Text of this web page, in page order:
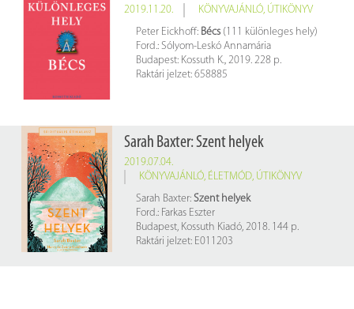
2019.11.20. KÖNYVAJÁNLÓ, ÚTIKÖNYV
Peter Eickhoff: Bécs(111 különleges hely)
Ford.: Sólyom-Leskó Annamária
Budapest: Kossuth K., 2019. 228 p.
Raktári jelzet: 658885
Sarah Baxter: Szent helyek
2019.07.04.
KÖNYVAJÁNLÓ, ÉLETMÓD, ÚTIKÖNYV
Sarah Baxter: Szent helyek
Ford.: Farkas Eszter
Budapest, Kossuth Kiadó, 2018. 144 p.
Raktári jelzet: E011203